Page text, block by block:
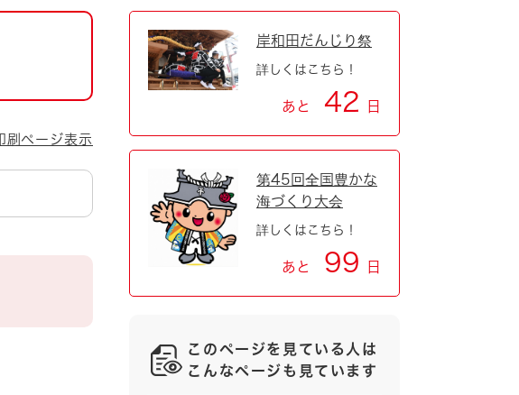
・介護
報
刷ページ表示
岸和田だんじり祭
詳しくはこちら！
あと 42 日
第45回全国豊かな
海づくり大会
詳しくはこちら！
あと 99 日
このページを見ている人は
こんなページも見ています